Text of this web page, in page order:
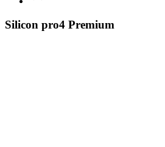
Silicon pro4 Premium